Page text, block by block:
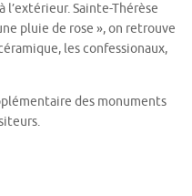
l’extérieur. Sainte-Thérèse
pluie de rose », on retrouve
les confessionaux,
des monuments